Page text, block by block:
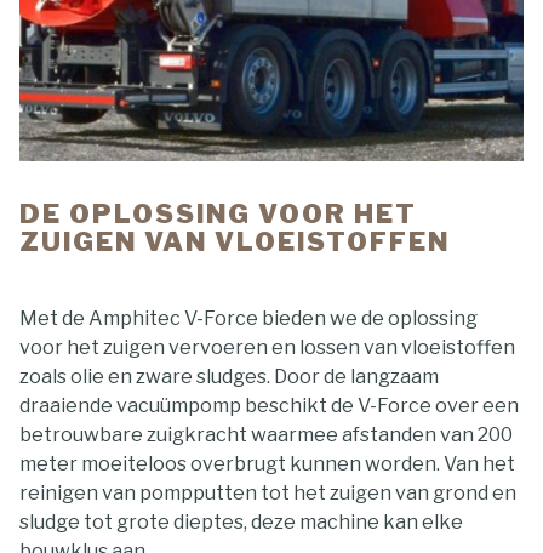
DE OPLOSSING VOOR HET
ZUIGEN VAN VLOEISTOFFEN
Met de Amphitec V-Force bieden we de oplossing
voor het zuigen vervoeren en lossen van vloeistoffen
zoals olie en zware sludges. Door de langzaam
draaiende vacuümpomp beschikt de V-Force over een
betrouwbare zuigkracht waarmee afstanden van 200
meter moeiteloos overbrugt kunnen worden. Van het
reinigen van pompputten tot het zuigen van grond en
sludge tot grote dieptes, deze machine kan elke